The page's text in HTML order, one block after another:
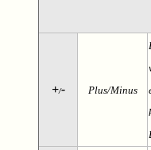
+/- Plus/Minus